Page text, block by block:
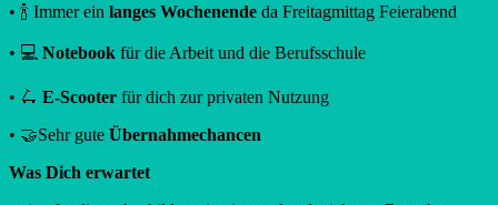
• 🍾 Immer ein langes Wochenende da Freitagmittag Feierabend
• 💻 Notebook für die Arbeit und die Berufsschule
• 🛴 E-Scooter für dich zur privaten Nutzung
• 🤝Sehr gute Übernahmechancen
Was Dich erwartet